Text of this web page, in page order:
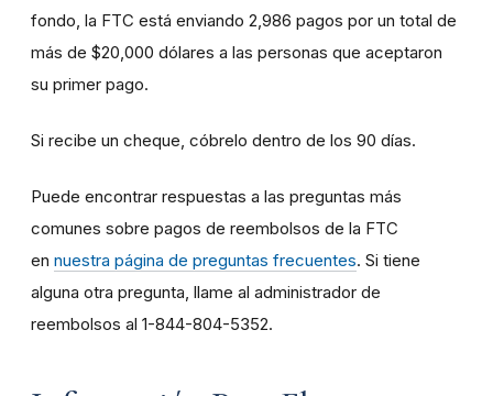
fondo, la FTC está enviando 2,986 pagos por un total de
más de $20,000 dólares a las personas que aceptaron
su primer pago.
Si recibe un cheque, cóbrelo dentro de los 90 días.
Puede encontrar respuestas a las preguntas más
comunes sobre pagos de reembolsos de la FTC
en nuestra página de preguntas frecuentes. Si tiene
alguna otra pregunta, llame al administrador de
reembolsos al 1-844-804-5352.